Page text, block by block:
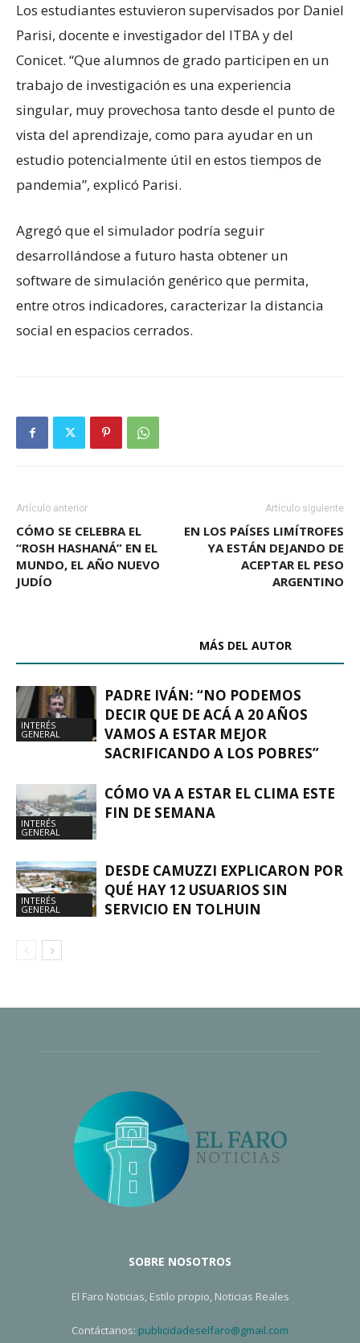
Los estudiantes estuvieron supervisados por Daniel
Parisi, docente e investigador del ITBA y del
Conicet. “Que alumnos de grado participen en un
trabajo de investigación es una experiencia
singular, muy provechosa tanto desde el punto de
vista del aprendizaje, como para ayudar en un
estudio potencialmente útil en estos tiempos de
pandemia”, explicó Parisi.
Agregó que el simulador podría seguir
desarrollándose a futuro hasta obtener un
software de simulación genérico que permita,
entre otros indicadores, caracterizar la distancia
social en espacios cerrados.
Artículo anterior
CÓMO SE CELEBRA EL
“ROSH HASHANÁ” EN EL
MUNDO, EL AÑO NUEVO
JUDÍO
Artículo siguiente
EN LOS PAÍSES LIMÍTROFES
YA ESTÁN DEJANDO DE
ACEPTAR EL PESO
ARGENTINO
MÁS DEL AUTOR
INTERÉS
GENERAL
PADRE IVÁN: “NO PODEMOS
DECIR QUE DE ACÁ A 20 AÑOS
VAMOS A ESTAR MEJOR
SACRIFICANDO A LOS POBRES”
INTERÉS
GENERAL
CÓMO VA A ESTAR EL CLIMA ESTE
FIN DE SEMANA
INTERÉS
GENERAL
DESDE CAMUZZI EXPLICARON POR
QUÉ HAY 12 USUARIOS SIN
SERVICIO EN TOLHUIN
SOBRE NOSOTROS
El Faro Noticias, Estilo propio, Noticias Reales
Contáctanos: publicidadeselfaro@gmail.com